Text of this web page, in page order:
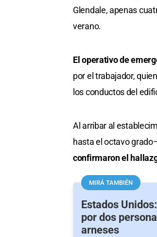
Glendale, apenas
verano.
El operativo de
por el trabajador,
los conductos del
Al arribar al
hasta el octavo
confirmaron el
MIRÁ TAMBIÉN
Estados
por dos
arneses